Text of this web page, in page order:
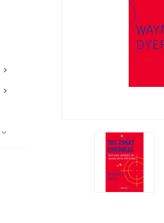


